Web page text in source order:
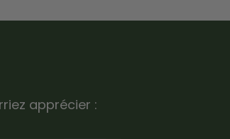
apprécier :